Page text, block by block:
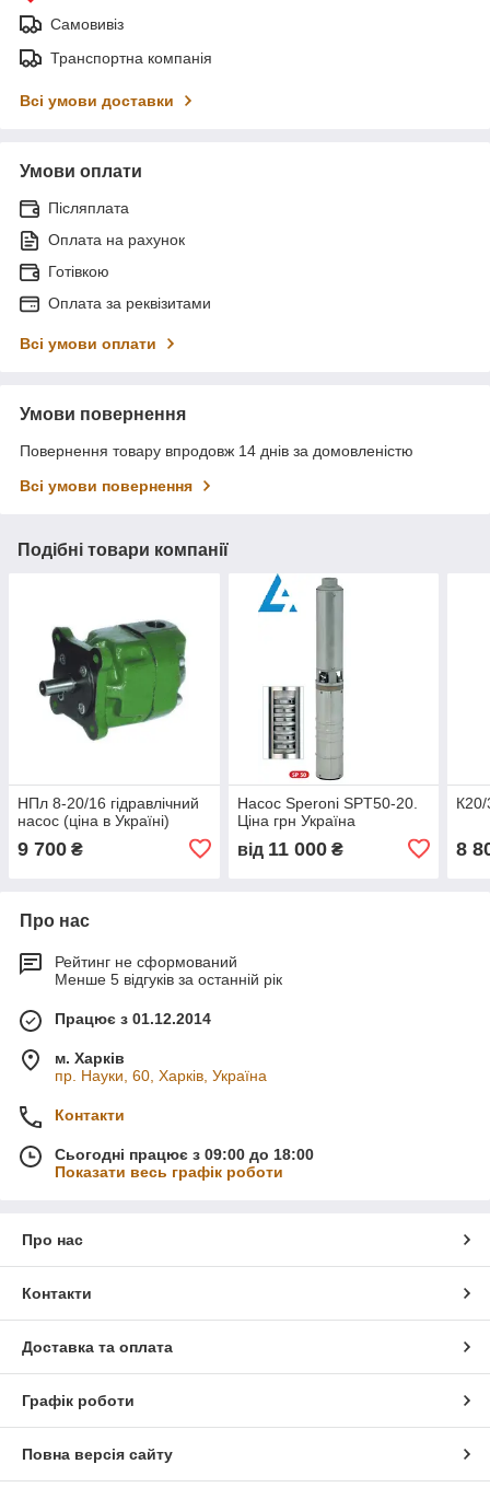
Самовивіз
Транспортна компанія
Всі умови доставки
Умови оплати
Післяплата
Оплата на рахунок
Готівкою
Оплата за реквізитами
Всі умови оплати
Умови повернення
Повернення товару впродовж 14 днів за домовленістю
Всі умови повернення
Подібні товари компанії
НПл 8-20/16 гідравлічний
насос (ціна в Україні)
9 700 ₴
Насос Speroni SPT50-20.
Ціна грн Україна
від 11 000₴ 8
Про нас
Рейтинг не сформований
Менше 5 відгуків за останній рік
Працює з 01.12.2014
м. Харків
пр. Науки, 60, Харків, Україна
Контакти
Сьогодні працює з 09:00 до 18:00
Показати весь графік роботи
Про нас
Контакти
Доставка та оплата
Графік роботи
Повна версія сайту